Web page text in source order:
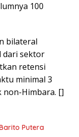
100
bilateral
dari sektor
retensi
minimal 3
non-Himbara. []
Putera